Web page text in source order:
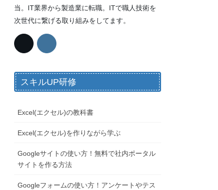
当。IT業界から製造業に転職。ITで職人技術を
次世代に繋げる取り組みをしてます。
スキルUP研修
Excel(エクセル)の教科書
Excel(エクセル)を作りながら学ぶ
Googleサイトの使い方！無料で社内ポータル
サイトを作る方法
Googleフォームの使い方！アンケートやテス